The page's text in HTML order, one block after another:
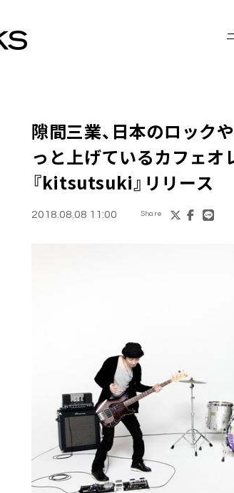
隙間三業、日本のロック
っと上げているカフェ
『kitsutsuki』リリース
2018.08.08 11:00 Share